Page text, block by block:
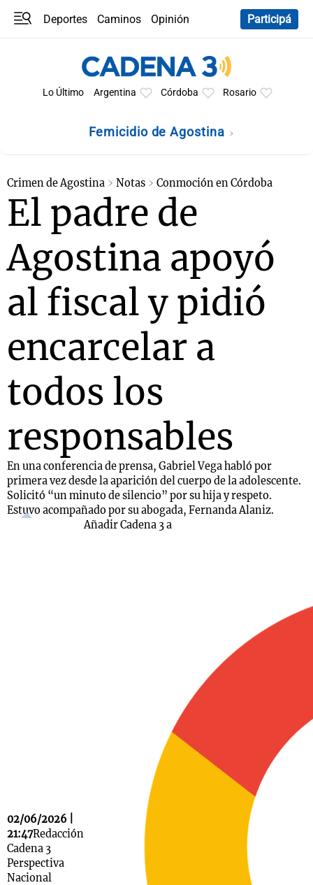
Deportes Caminos
Opinión
Participá
Lo Último Argentina Córdoba Rosario
Femicidio de Agostina
Crimen de Agostina Notas Conmoción en Córdoba
El padre de
Agostina apoyó
al fiscal y pidió
encarcelar a
todos los
responsables
En una conferencia de prensa, Gabriel Vega habló por
primera vez desde la aparición del cuerpo de la adolescente.
Solicitó “un minuto de silencio” por su hija y respeto.
Estuvo acompañado por su abogada, Fernanda Alaniz.
02/06/2026 |
21:47Redacción
Cadena 3
Perspectiva
Nacional
Añadir Cadena 3 a